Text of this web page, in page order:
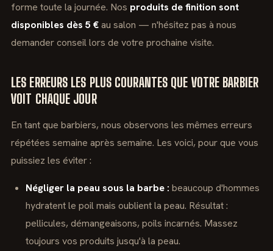
forme toute la journée. Nos produits de finition sont
disponibles dès 5 €au salon — n'hésitez pas à nous
demander conseil lors de votre prochaine visite.
LES ERREURS LES PLUS COURANTES QUE VOTRE BARBIER
VOIT CHAQUE JOUR
En tant que barbiers, nous observons les mêmes erreurs
répétées semaine après semaine. Les voici, pour que vous
puissiez les éviter :
Négliger la peau sous la barbe : beaucoup d'hommes
hydratent le poil mais oublient la peau. Résultat :
pellicules, démangeaisons, poils incarnés. Massez
toujours vos produits jusqu'à la peau.